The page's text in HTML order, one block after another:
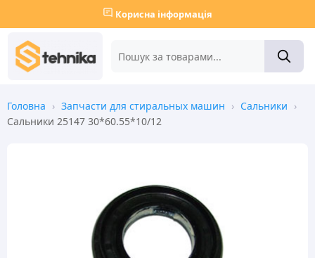
Корисна інформація
Головна › Запчасти для стиральных машин › Сальники ›
Сальники 25147 30*60.55*10/12